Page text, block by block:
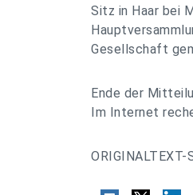
Sitz in Haar bei
Gesellschaft
Ende der
Im Internet
ORIGINALTEXT-